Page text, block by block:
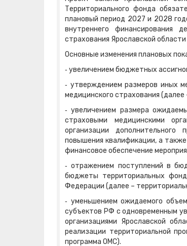
Территориального фонда
плановый период 2027 и 2028
внутреннего финансирования
страхования Ярославской
Основные изменения плановых
‑ увеличением бюджетных
‑ утверждением размеров иных
медицинского страхования
‑ увеличением размера
страховыми медицинскими
организации дополнительного
повышения квалификации, а
финансовое обеспечение
‑ отражением поступлений в
бюджеты территориальных
Федерации (далее –
‑ уменьшением ожидаемого
субъектов РФ с одновременным
организациями Ярославской
реализации территориальной
программа ОМС).